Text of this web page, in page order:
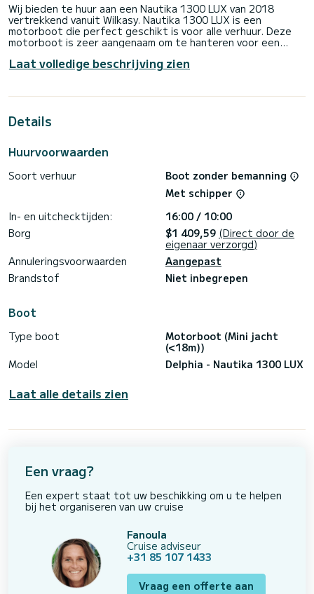
Wij bieden te huur aan een Nautika 1300 LUX van 2018
vertrekkend vanuit Wilkasy. Nautika 1300 LUX is een
motorboot die perfect geschikt is voor alle verhuur. Deze
motorboot is zeer aangenaam om te hanteren voor een
U gaat een uitzonderlijke cruise maken op deze motorboot
tijdens de cruise en profiteren van de 3 hutten met totaal
internet, A/C.
Voor informatieaanvragen of reserveringen, klikt u op de
knop « Vraag een offerte aan », een SamBoat-expert stuurt
Laat volledige beschrijving zien
Details
Huurvoorwaarden
Soort verhuur
Boot zonder bemanning
Met schipper
In- en uitchecktijden:
16:00 / 10:00
Borg
$1 409,59 (Direct door de
eigenaar verzorgd)
Annuleringsvoorwaarden
Aangepast
Brandstof
Niet inbegrepen
Boot
Type boot
Motorboot (Mini jacht
(<18m))
Model
Delphia - Nautika 1300 LUX
Laat alle details zien
Een vraag?
Een expert staat tot uw beschikking om u te helpen
bij het organiseren van uw cruise
Fanoula
Cruise adviseur
+31 85 107 1433
Vraag een offerte aan